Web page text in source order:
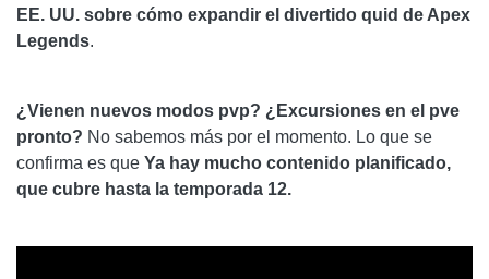
EE. UU. sobre cómo expandir el divertido quid de Apex
Legends.
¿Vienen nuevos modos pvp? ¿Excursiones en el pve
pronto? No sabemos más por el momento. Lo que se
confirma es que Ya hay mucho contenido planificado,
que cubre hasta la temporada 12.